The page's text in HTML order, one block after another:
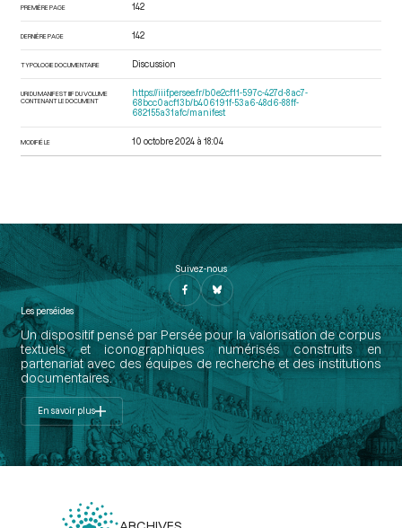
PREMIÈRE PAGE 142
DERNIÈRE PAGE 142
TYPOLOGIE DOCUMENTAIRE Discussion
URI DU MANIFEST IIIF DU VOLUME
CONTENANT LE DOCUMENT
https://iiif.persee.fr/b0e2cf11-597c-427d-8ac7-
68bcc0acf13b/b406191f-53a6-48d6-88ff-
682155a31afc/manifest
MODIFIÉ LE 10 octobre 2024 à 18:04
Suivez-nous
Les perséides
Un dispositif pensé par Persée pour la valorisation de corpus
textuels et iconographiques numérisés construits en
partenariat avec des équipes de recherche et des institutions
documentaires.
En savoir plus